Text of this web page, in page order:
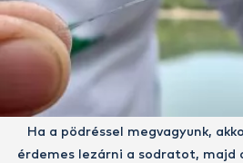
Ha a pödréssel megvagyunk,
érdemes lezárni a sodratot, majd